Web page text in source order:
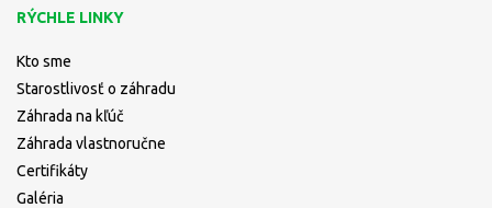
RÝCHLE LINKY
Kto sme
Starostlivosť o záhradu
Záhrada na kľúč
Záhrada vlastnoručne
Certifikáty
Galéria